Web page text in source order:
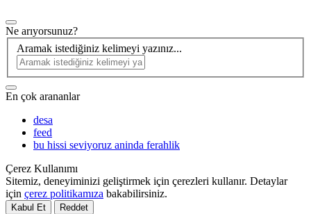
Ne arıyorsunuz?
Aramak istediğiniz kelimeyi yazınız...
En çok arananlar
desa
feed
bu hissi seviyoruz aninda ferahlik
Çerez Kullanımı
Sitemiz, deneyiminizi geliştirmek için çerezleri kullanır. Detaylar
için çerez politikamıza bakabilirsiniz.
Kabul Et Reddet